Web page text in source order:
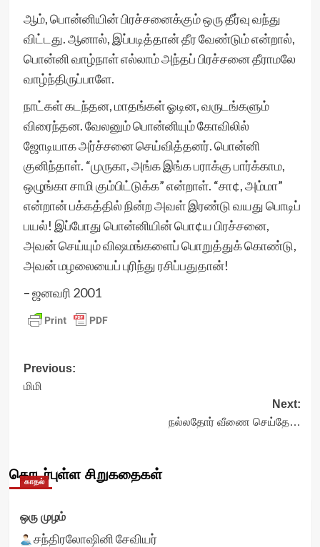
ஆம், பொன்னியின் பிரச்சனைக்கும் ஒரு தீர்வு வந்து
விட்டது. ஆனால், இப்படித்தான் தீர வேண்டும் என்றால்,
பொன்னி வாழ்நாள் எல்லாம் அந்தப் பிரச்சனை தீராமலே
வாழ்ந்திருப்பாளே.
நாட்கள் கடந்தன, மாதங்கள் ஓடின, வருடங்களும்
விரைந்தன. வேலனும் பொன்னியும் கோவிலில்
ஜோடியாக அர்ச்சனை செய்வித்தனர். பொன்னி
குனிந்தாள். “முருகா, அங்க இங்க பராக்கு பார்க்காம,
ஒழுங்கா சாமி கும்பிட்டுக்க” என்றாள். “சா¢, அம்மா”
என்றான் பக்கத்தில் நின்ற அவள் இரண்டு வயது பொடிப்
பயல்! இப்போது பொன்னியின் பொ¢ய பிரச்சனை,
அவன் செய்யும் விஷமங்களைப் பொறுத்துக் கொண்டு,
அவன் மழலையைப் புரிந்து ரசிப்பதுதான்!
– ஜனவரி 2001
Post
navigation
Previous:
மிமி
Next:
நல்லதோர் வீணை செய்தே…
தொடர்புள்ள சிறுகதைகள்
காதல்
ஒரு முழம்
சந்திரலோஷினி சேவியர்